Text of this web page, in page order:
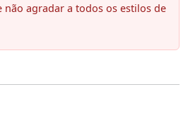
não agradar a todos os estilos de